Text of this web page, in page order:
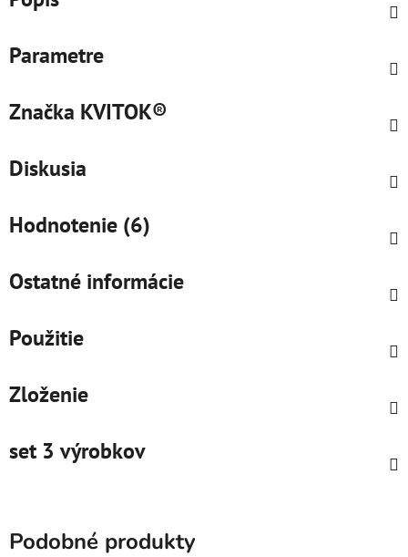
Parametre
Značka KVITOK®
Diskusia
Hodnotenie (6)
Ostatné informácie
Použitie
Zloženie
set 3 výrobkov
Podobné produkty